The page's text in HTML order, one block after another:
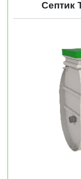
Септик